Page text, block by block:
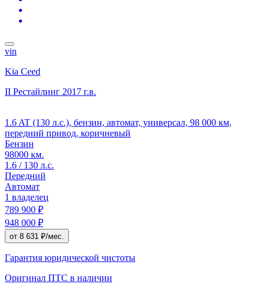
vin
Kia Ceed
II Рестайлинг 2017 г.в.
1.6 AT (130 л.с.), бензин, автомат, универсал, 98 000 км,
передний привод, коричневый
Бензин
98000 км.
1.6 / 130 л.с.
Передний
Автомат
1 владелец
789 900 ₽
948 000 ₽
от 8 631 ₽/мес.
Гарантия юридической чистоты
Оригинал ПТС в наличии